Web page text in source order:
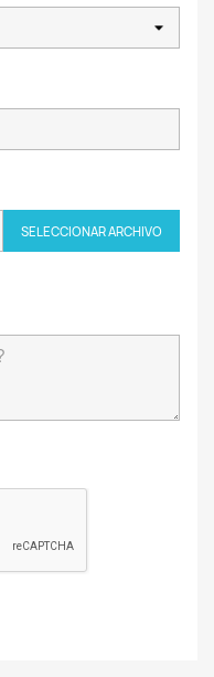
SELECCIONAR ARCHIVO